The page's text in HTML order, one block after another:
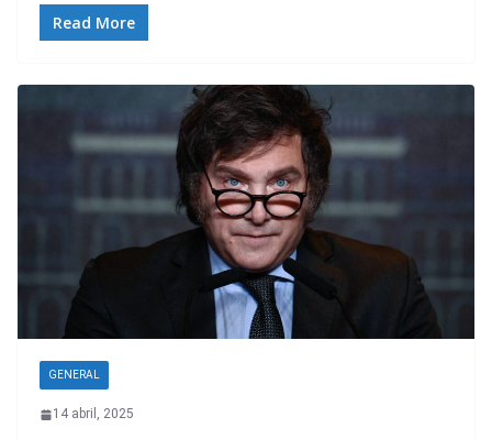
Read More
GENERAL
14 abril, 2025